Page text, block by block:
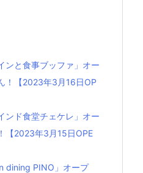
ンと食事ブッファ」オー
！【2023年3月16日OP
ンド食堂チェケレ」オー
【2023年3月15日OPE
dining PINO」オープ